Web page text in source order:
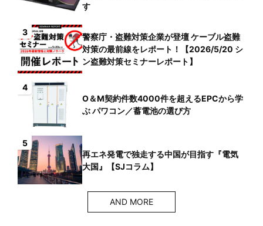
す
3
警察庁・盗難対策企業が登壇 ケーブル盗難
対策の最前線をレポート！【2026/5/20 シ
ン盗難対策セミナーレポート】
4
O＆M契約件数4000件を超えるEPCから学
ぶ パワコン／蓄電池の選び方
5
再エネ発電で独走する中国が目指す『電気
大国』【SJコラム】
AND MORE